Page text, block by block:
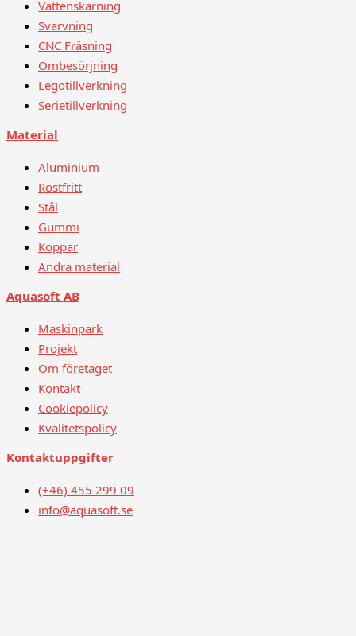
Vattenskärning
Svarvning
CNC Fräsning
Ombesörjning
Legotillverkning
Serietillverkning
Material
Aluminium
Rostfritt
Stål
Gummi
Koppar
Andra material
Aquasoft AB
Maskinpark
Projekt
Om företaget
Kontakt
Cookiepolicy
Kvalitetspolicy
Kontaktuppgifter
(+46) 455 299 09
info@aquasoft.se